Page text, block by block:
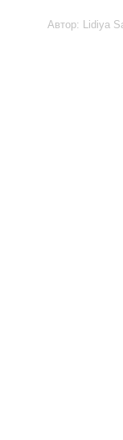
Автор: Lidiya